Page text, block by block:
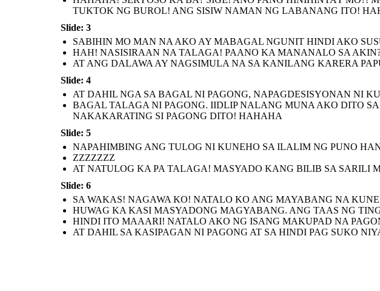
HINDI ITO MAAARI!
SA SARILI, KUNEHO!
AT DAHIL SA KASIPAGAN NI PAGONG
HAMON, SIYA ANG NANALO SA
TUKTOK NG BUROL! ANG SISIW NAMAN NG LABANANG ITO!
Slide: 3
SABIHIN MO MAN NA AKO AY MABAGAL NGUNIT HINDI AKO
HAH! NASISIRAAN NA TALAGA! PAANO KA MANANALO SA
AT ANG DALAWA AY NAGSIMULA NA SA KANILANG KARERA
Slide: 4
AT DAHIL NGA SA BAGAL NI PAGONG, NAPAGDESISYONAN NI
BAGAL TALAGA NI PAGONG. IIDLIP NALANG MUNA AKO DITO
NAKAKARATING SI PAGONG DITO! HAHAHA
Slide: 5
NAPAHIMBING ANG TULOG NI KUNEHO SA ILALIM NG PUNO
ZZZZZZZ
AT NATULOG KA PA TALAGA! MASYADO KANG BILIB SA SARILI
Slide: 6
SA WAKAS! NAGAWA KO! NATALO KO ANG MAYABANG NA
HUWAG KA KASI MASYADONG MAGYABANG. ANG TAAS NG
HINDI ITO MAAARI! NATALO AKO NG ISANG MAKUPAD NA
AT DAHIL SA KASIPAGAN NI PAGONG AT SA HINDI PAG SUKO